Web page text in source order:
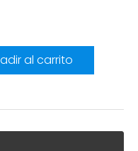
al carrito